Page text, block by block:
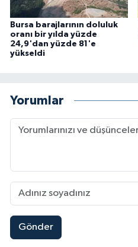
Bursa barajlarının doluluk
oranı bir yılda yüzde
24,9'dan yüzde 81'e
yükseldi
Yorumlar
Gönder